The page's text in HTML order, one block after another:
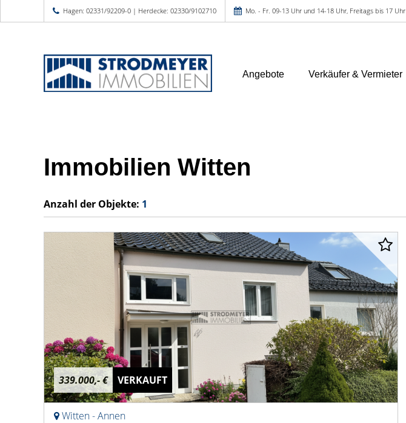
Hagen: 02331/92209-0 | Herdecke: 02330/9102710 Mo. - Fr. 09-13 Uhr und 14-18 Uhr, Freitags bis 17 Uhr
Angebote Verkäufer & Vermieter
Immobilien Witten
Anzahl der Objekte: 1
339.000,- € VERKAUFT
Witten - Annen